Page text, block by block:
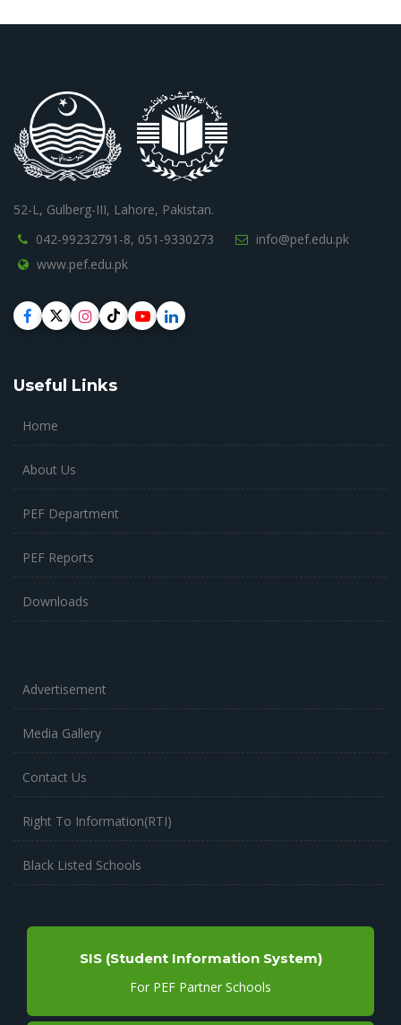
52-L, Gulberg-III, Lahore, Pakistan.
042-99232791-8, 051-9330273
info@pef.edu.pk
www.pef.edu.pk
Useful Links
Home
About Us
PEF Department
PEF Reports
Downloads
Advertisement
Media Gallery
Contact Us
Right To Information(RTI)
Black Listed Schools
SIS (Student Information System)
For PEF Partner Schools